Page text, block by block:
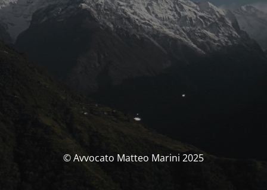
© Avvocato Matteo Marini 2025